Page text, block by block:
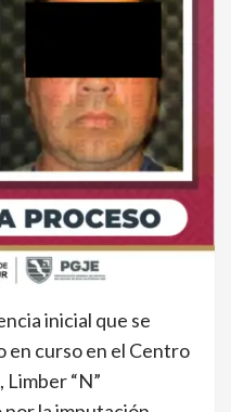
inicial que se
en curso en el Centro
Limber “N”